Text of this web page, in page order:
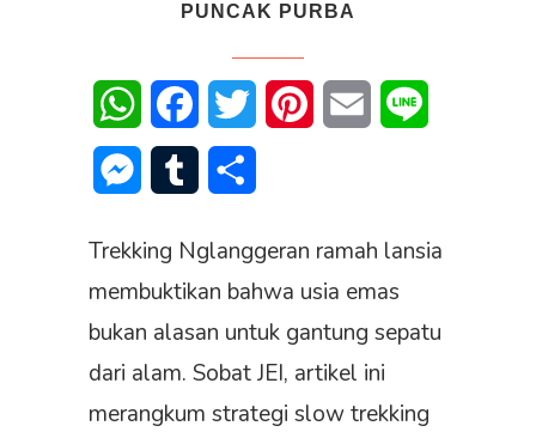
PUNCAK PURBA
WhatsAppFacebookTwitter PinterestEmail
Messenger
Tumblr
Trekking Nglanggeran ramah lansia
membuktikan bahwa usia emas
bukan alasan untuk gantung sepatu
dari alam. Sobat JEI, artikel ini
merangkum strategi slow trekking